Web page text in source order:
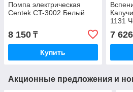
Помпа электрическая
Centek CT-3002 Белый
8 150 ₸
Купить
1131
7 626
Акционные предложения и